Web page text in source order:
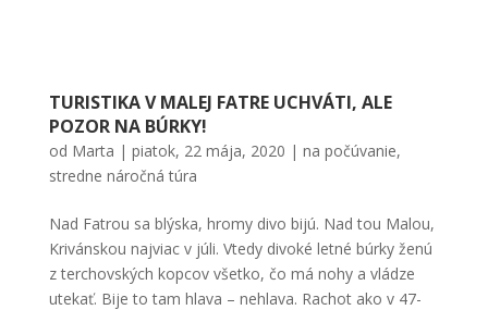
TURISTIKA V MALEJ FATRE UCHVÁTI, ALE
POZOR NA BÚRKY!
od Marta | piatok, 22 mája, 2020 | na počúvanie,
stredne náročná túra
Nad Fatrou sa blýska, hromy divo bijú. Nad tou Malou,
Krivánskou najviac v júli. Vtedy divoké letné búrky ženú
z terchovských kopcov všetko, čo má nohy a vládze
utekať. Bije to tam hlava – nehlava. Rachot ako v 47-